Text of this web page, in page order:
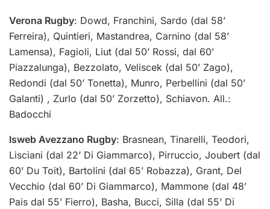
Verona Rugby: Dowd, Franchini, Sardo (dal 58’
Ferreira), Quintieri, Mastandrea, Carnino (dal 58’
Lamensa), Fagioli, Liut (dal 50’ Rossi, dal 60’
Piazzalunga), Bezzolato, Veliscek (dal 50’ Zago),
Redondi (dal 50’ Tonetta), Munro, Perbellini (dal 50’
Galanti) , Zurlo (dal 50’ Zorzetto), Schiavon. All.:
Badocchi
Isweb Avezzano Rugby: Brasnean, Tinarelli, Teodori,
Lisciani (dal 22’ Di Giammarco), Pirruccio, Joubert (dal
60’ Du Toit), Bartolini (dal 65’ Robazza), Grant, Del
Vecchio (dal 60’ Di Giammarco), Mammone (dal 48’
Pais dal 55’ Fierro), Basha, Bucci, Silla (dal 55’ Di